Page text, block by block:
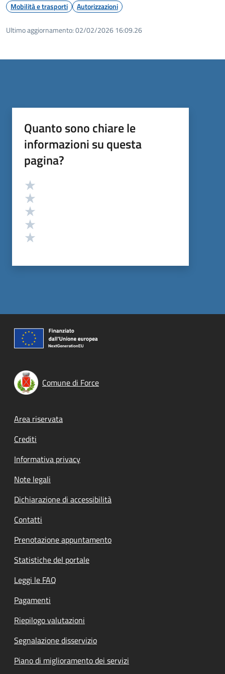
Mobilità e trasporti Autorizzazioni
Ultimo aggiornamento:02/02/2026 16:09.26
Quanto sono chiare le
informazioni su questa
pagina?
Valutazione
Comune di Force
Footer menu
Area riservata
Crediti
Informativa privacy
Note legali
Dichiarazione di accessibilità
Contatti
Prenotazione appuntamento
Statistiche del portale
Leggi le FAQ
Pagamenti
Riepilogo valutazioni
Segnalazione disservizio
Piano di miglioramento dei servizi